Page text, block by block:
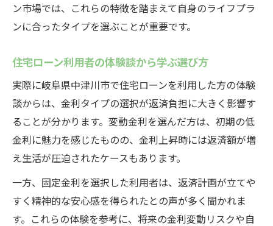
ン市場では、これらの特徴を踏まえて自身のライフプラ
ンに合ったタイプを選ぶことが重要です。
住宅ローン利用者の体験談から学ぶ選び方
実際に岐阜県中津川市で住宅ローンを利用した方の体験
談からは、金利タイプの選択が返済負担に大きく影響す
ることが分かります。変動金利を選んだ方は、初期の低
金利に魅力を感じたものの、金利上昇時には返済額が増
え生活が圧迫されたケースもあります。
一方、固定金利を選択した利用者は、返済計画が立てや
すく精神的な安心感を得られたとの声が多く聞かれま
す。これらの体験を参考に、将来の金利変動リスクや自